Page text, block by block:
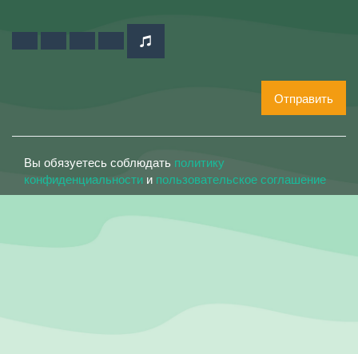
Отправить
Вы обязуетесь соблюдать политику
конфиденциальности и пользовательское соглашение